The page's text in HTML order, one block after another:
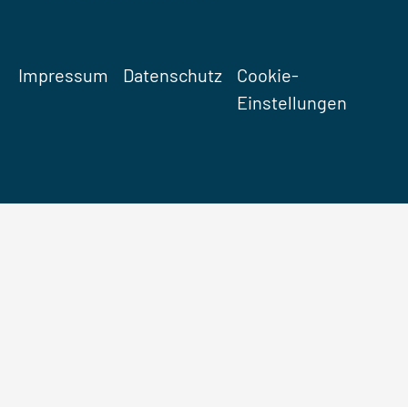
Impressum Datenschutz
Cookie-
Einstellungen